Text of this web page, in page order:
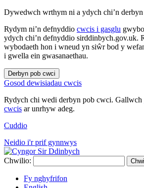
Dywedwch wrthym ni a ydych chi’n
Rydym ni’n defnyddio cwcis i gasglu
ydych chi’n defnyddio sirddinbych.gov.uk.
wybodaeth hon i wneud yn siŵr bod y
i gwella ein gwasanaethau.
Derbyn pob cwci
Gosod dewisiadau cwcis
Rydych chi wedi derbyn pob cwci. Gallwch
cwcis ar unrhyw adeg.
Cuddio
Neidio i'r prif gynnwys
Chwilio:
Fy nghyfrifon